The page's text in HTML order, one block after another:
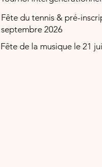
Fête du tennis & pré-
septembre 2026
Fête de la musique le 21